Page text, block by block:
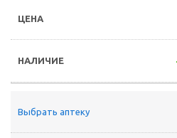
Выбрать аптеку